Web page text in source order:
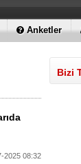
Anketler
2025 08:32
Bizi